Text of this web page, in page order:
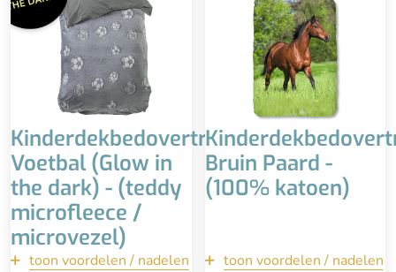
Kinderdekbedovertrek
Voetbal (Glow in
the dark) - (teddy
microfleece /
microvezel)
toon voordelen / nadelen
Heerlijke fleece bovenop
Wellicht te warm voor de
zomermaanden
Bruin Paard -
(100% katoen)
toon voordelen / nadelen
100% katoen
Wasbaar op 60 °C